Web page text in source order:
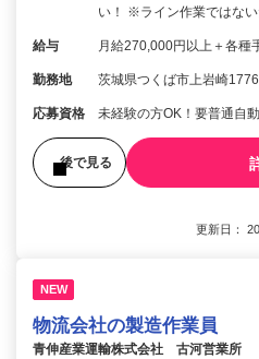
い！ ※ライン作業ではな
給与 月給270,000円以上＋各種
勤務地 茨城県つくば市上岩崎
応募資格 未経験の方OK！要普通自
後で見る
更新日：
NEW
物流会社の製造作業員
青伸産業運輸株式会社 古河営業所